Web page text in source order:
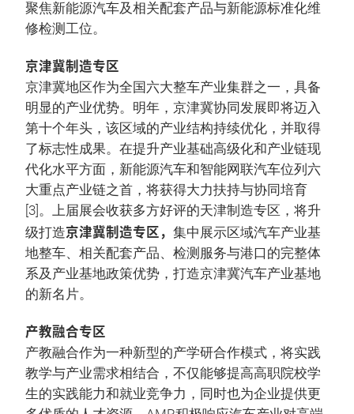
聚焦新能源汽车及相关配套产品与新能源标准化维
修检测工位。
京津冀制造专区
京津冀地区作为全国六大整车产业集群之一，具备
明显的产业优势。明年，京津冀协同发展即将迈入
第十个年头，该区域的产业结构持续优化，并取得
了标志性成果。在提升产业基础高级化和产业链现
代化水平方面，新能源汽车和智能网联汽车位列六
大重点产业链之首，将获得大力扶持与协同培育
[3]。上届展会收获多方好评的天津制造专区，将升
级打造京津冀制造专区， 集中展示区域汽车产业基
地整车、相关配套产品、检测服务与港口的完整体
系及产业基地政策优势，打造京津冀汽车产业基地
的新名片。
产教融合专区
产教融合作为一种新型的产学研合作模式，将实践
教学与产业需求相结合，不仅能够提高高职院校学
生的实践能力和就业竞争力，同时也为企业提供更